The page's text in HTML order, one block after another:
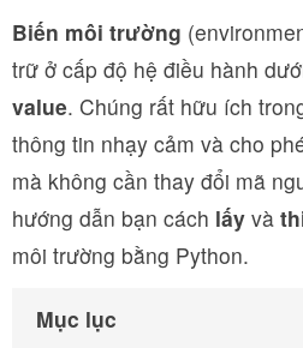
Biến môi trường
trữ ở cấp độ hệ điều hành
value. Chúng rất hữu ích
thông tin nhạy cảm và cho
mà không cần thay đổi mã
hướng dẫn bạn cách lấy và
môi trường bằng Python.
Mục lục